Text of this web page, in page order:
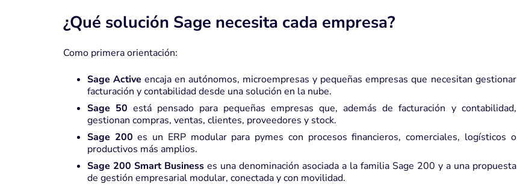
¿Qué solución Sage necesita cada empresa?
Como primera orientación:
Sage Active encaja en autónomos, microempresas y pequeñas empresas que necesitan gestionar
facturación y contabilidad desde una solución en la nube.
Sage 50 está pensado para pequeñas empresas que, además de facturación y contabilidad,
gestionan compras, ventas, clientes, proveedores y stock.
Sage 200 es un ERP modular para pymes con procesos financieros, comerciales, logísticos o
productivos más amplios.
Sage 200 Smart Businesses una denominación asociada a la familia Sage 200 y a una propuesta
de gestión empresarial modular, conectada y con movilidad.